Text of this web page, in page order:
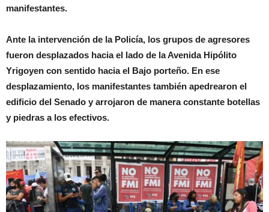
manifestantes.
Ante la intervención de la Policía, los grupos de agresores
fueron desplazados hacia el lado de la Avenida Hipólito
Yrigoyen con sentido hacia el Bajo porteño. En ese
desplazamiento, los manifestantes también apedrearon el
edificio del Senado y arrojaron de manera constante botellas
y piedras a los efectivos.